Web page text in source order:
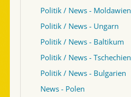
Politik / News - Moldawien
Politik / News - Ungarn
Politik / News - Baltikum
Politik / News - Tschechien
Politik / News - Bulgarien
News - Polen